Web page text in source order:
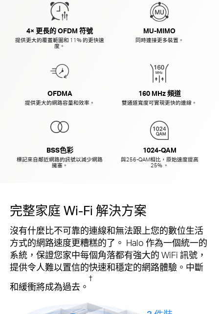
4× 更長的 OFDM 符號
提供更大的覆蓋範圍和 11% 的更快速
度。
MU-MIMO
同時連接更多裝置。
OFDMA
提供更大的網路容量和效率。
160 MHz 頻道
雙通道寬度可實現更快的連線。
BSS色彩
標記來自鄰近網路的訊號以減少網路
擁塞。
1024-QAM
與256-QAM相比，原始速度提高
25% 。
完整家庭 Wi-Fi 解決方案
沒有什麼比不可靠的連線和無法跟上您的數位生活
方式的網路速度更糟糕的了。 Halo 作為一個統一的
系統，保證您家中每個角落都有強大的 WiFi 訊號，
提供令人難以置信的快速和穩定的網路體驗。中斷
和緩衝將成為過去。
†